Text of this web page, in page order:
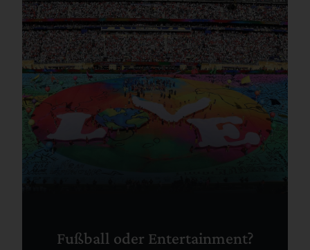
Fußball oder Entertainment?